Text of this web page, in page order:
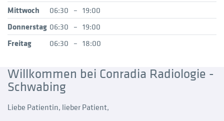
Mittwoch
06:30 – 19:00
Donnerstag 06:30 – 19:00
Freitag
06:30 – 18:00
Willkommen bei Conradia Radiologie -
Schwabing
Liebe Patientin, lieber Patient,